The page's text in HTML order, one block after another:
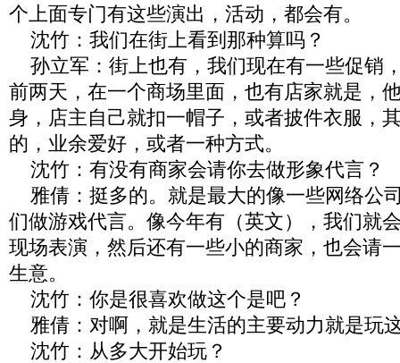
个上面专门有这些演出，活动，都会有。
沈竹：我们在街上看到那种算吗？
孙立军：街上也有，我们现在有一些促销
前两天，在一个商场里面，也有店家就是，
身，店主自己就扣一帽子，或者披件衣服，
的，业余爱好，或者一种方式。
沈竹：有没有商家会请你去做形象代言？
雅倩：挺多的。就是最大的像一些网络公
们做游戏代言。像今年有（英文），我们就
现场表演，然后还有一些小的商家，也会请
生意。
沈竹：你是很喜欢做这个是吧？
雅倩：对啊，就是生活的主要动力就是玩
沈竹：从多大开始玩？